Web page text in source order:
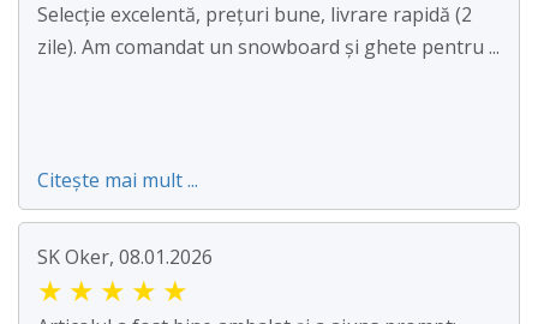
Selecție excelentă, prețuri bune, livrare rapidă (2
zile). Am comandat un snowboard și ghete pentru ...
Citește mai mult ...
SK Oker, 08.01.2026
★ ★ ★ ★ ★